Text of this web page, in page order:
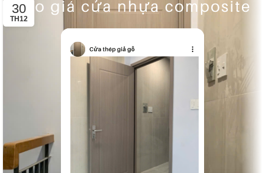
30
TH12